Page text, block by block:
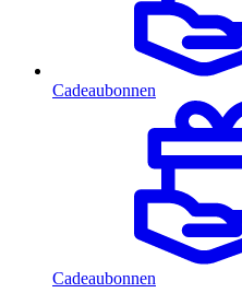
Cadeaubonnen
Cadeaubonnen